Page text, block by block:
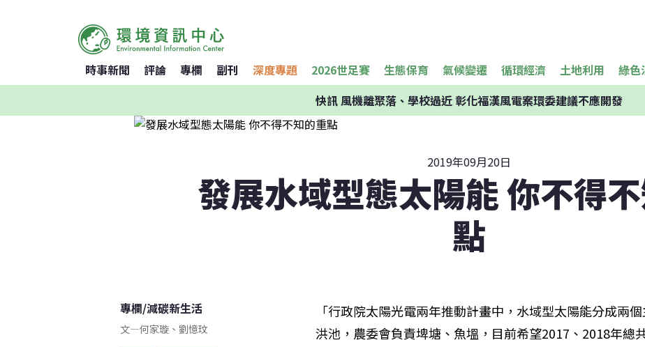
時事新聞 評論 專欄 副刊 深度專題 2026世足賽 生態保育 氣候變遷 循環經濟 土地利用 綠色
快訊風機離聚落、學校過近 彰化福漢風電案環委建議不應開發
2019年09月20日
發展水域型態太陽能 你不得
點
專欄/減碳新生活
文—何家璇 、 劉憶玟
「行政院太陽光電兩年推動計畫中，水域型太陽能分成兩
洪池，農委會負責埤塘、魚塭，目前希望2017、2018年總